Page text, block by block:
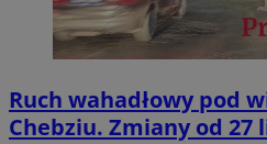
Ruch wahadłowy pod
Chebziu. Zmiany od 27